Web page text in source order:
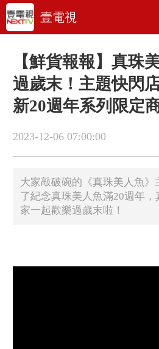
壹電視
【鮮貨報報】真珠
過歲末！主題快閃
新20週年系列限定
2023-12-06 07:00:00
大家敲破碗的《真珠美人魚》
了紀念真珠美人魚滿20週年
家一起歡樂過歲末啦！